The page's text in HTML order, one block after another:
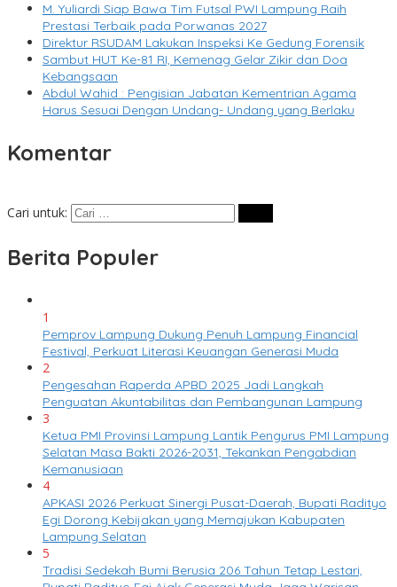
M. Yuliardi Siap Bawa Tim Futsal PWI Lampung Raih
Prestasi Terbaik pada Porwanas 2027
Direktur RSUDAM Lakukan Inspeksi Ke Gedung Forensik
Sambut HUT Ke-81 RI, Kemenag Gelar Zikir dan Doa
Kebangsaan
Abdul Wahid : Pengisian Jabatan Kementrian Agama
Harus Sesuai Dengan Undang- Undang yang Berlaku
Komentar
Cari untuk:
Berita Populer
1
Pemprov Lampung Dukung Penuh Lampung Financial
Festival, Perkuat Literasi Keuangan Generasi Muda
2
Pengesahan Raperda APBD 2025 Jadi Langkah
Penguatan Akuntabilitas dan Pembangunan Lampung
3
Ketua PMI Provinsi Lampung Lantik Pengurus PMI Lampung
Selatan Masa Bakti 2026-2031, Tekankan Pengabdian
Kemanusiaan
4
APKASI 2026 Perkuat Sinergi Pusat-Daerah, Bupati Radityo
Egi Dorong Kebijakan yang Memajukan Kabupaten
Lampung Selatan
5
Tradisi Sedekah Bumi Berusia 206 Tahun Tetap Lestari,